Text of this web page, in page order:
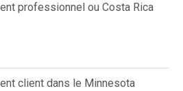
professionnel ou Costa Rica
client dans le Minnesota